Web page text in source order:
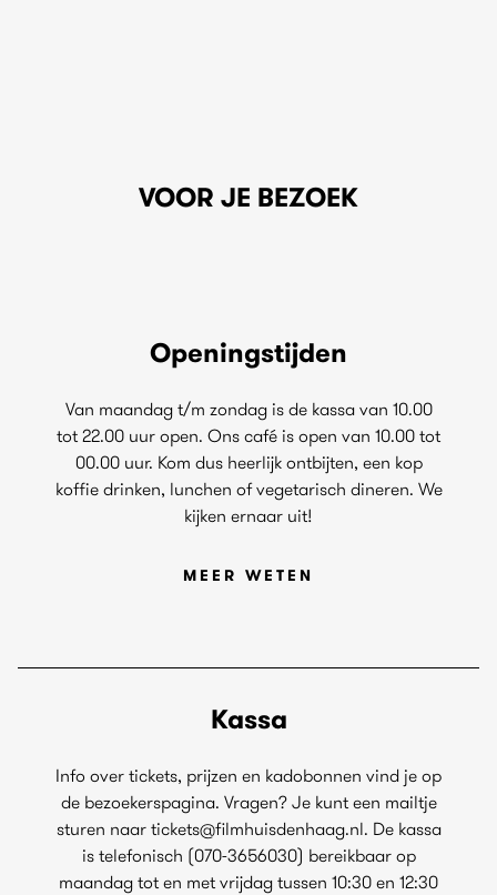
VOOR JE BEZOEK
Openingstijden
Van maandag t/m zondag is de kassa van 10.00
tot 22.00 uur open. Ons café is open van 10.00 tot
00.00 uur. Kom dus heerlijk ontbijten, een kop
koffie drinken, lunchen of vegetarisch dineren. We
kijken ernaar uit!
MEER WETEN
Kassa
Info over tickets, prijzen en kadobonnen vind je op
de bezoekerspagina. Vragen? Je kunt een mailtje
sturen naar tickets@filmhuisdenhaag.nl. De kassa
is telefonisch (070-3656030) bereikbaar op
maandag tot en met vrijdag tussen 10:30 en 12:30